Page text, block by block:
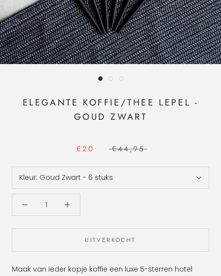
ELEGANTE KOFFIE/THEE LEPEL -
GOUD ZWART
€20 €44,95
Kleur: Goud Zwart - 6 stuks
UITVERKOCHT
Maak van ieder kopje koffie een luxe 5-sterren hotel